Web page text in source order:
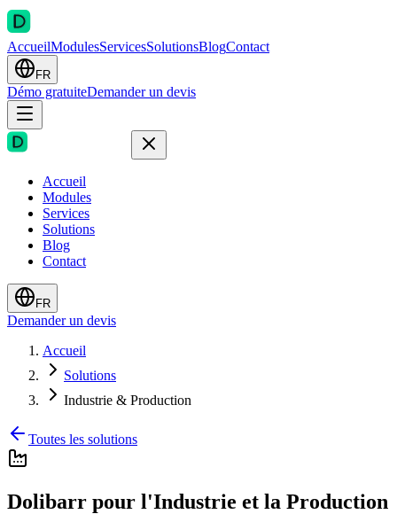
AccueilModulesServicesSolutionsBlogContact
FR
Démo gratuiteDemander un devis
Accueil
Modules
Services
Solutions
Blog
Contact
FR
Demander un devis
Accueil
Solutions
Industrie & Production
Toutes les solutions
Dolibarr pour l'Industrie et la Production